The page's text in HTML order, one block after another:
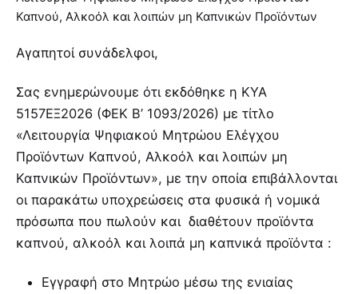
Καπνού, Αλκοόλ και λοιπών μη Καπνικών Προϊόντων
Αγαπητοί συνάδελφοι,
Σας ενημερώνουμε ότι εκδόθηκε η ΚΥΑ
5157ΕΞ2026 (ΦΕΚ Β’ 1093/2026) με τίτλο
«Λειτουργία Ψηφιακού Μητρώου Ελέγχου
Προϊόντων Καπνού, Αλκοόλ και λοιπών μη
Καπνικών Προϊόντων», με την οποία επιβάλλονται
οι παρακάτω υποχρεώσεις στα φυσικά ή νομικά
πρόσωπα που πωλούν και διαθέτουν προϊόντα
καπνού, αλκοόλ και λοιπά μη καπνικά προϊόντα :
Εγγραφή στο Μητρώο μέσω της ενιαίας